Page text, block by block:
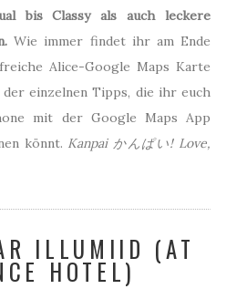
bis Classy als auch leckere
Wie immer findet ihr am Ende
Alice-Google Maps Karte
einzelnen Tipps, die ihr euch
mit der Google Maps App
könnt. Kanpai かんぱい! Love,
ILLUMIID (AT
HOTEL)